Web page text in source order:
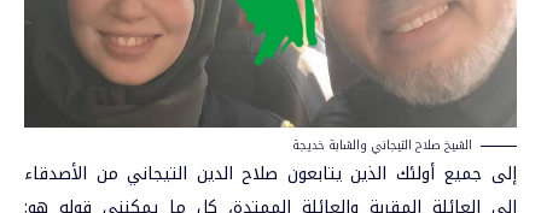
الشيخ صلاح التيجاني والشابة خديجة
إلى جميع أولئك الذين يتابعون صلاح الدين التيجاني من الأصدقاء